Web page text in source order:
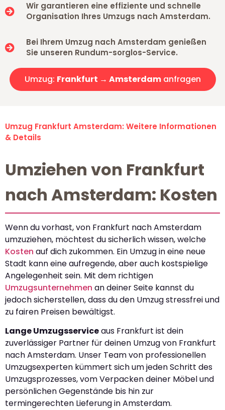
Wir garantieren eine effiziente und schnelle
Organisation Ihres Umzugs nach Amsterdam.
Bei Ihrem Umzug nach Amsterdam genießen
Sie unseren Rundum-sorglos-Service.
Umzug: Frankfurt → Amsterdamanfragen
Umzug Frankfurt Amsterdam: Weitere Informationen
& Details
Umziehen von Frankfurt
nach Amsterdam: Kosten
Wenn du vorhast, von Frankfurt nach Amsterdam
umzuziehen, möchtest du sicherlich wissen, welche
Kosten auf dich zukommen. Ein Umzug in eine neue
Stadt kann eine aufregende, aber auch kostspielige
Angelegenheit sein. Mit dem richtigen
Umzugsunternehmen an deiner Seite kannst du
jedoch sicherstellen, dass du den Umzug stressfrei und
zu fairen Preisen bewältigst.
Lange Umzugsserviceaus Frankfurt ist dein
zuverlässiger Partner für deinen Umzug von Frankfurt
nach Amsterdam. Unser Team von professionellen
Umzugsexperten kümmert sich um jeden Schritt des
Umzugsprozesses, vom Verpacken deiner Möbel und
persönlichen Gegenstände bis hin zur
termingerechten Lieferung in Amsterdam.